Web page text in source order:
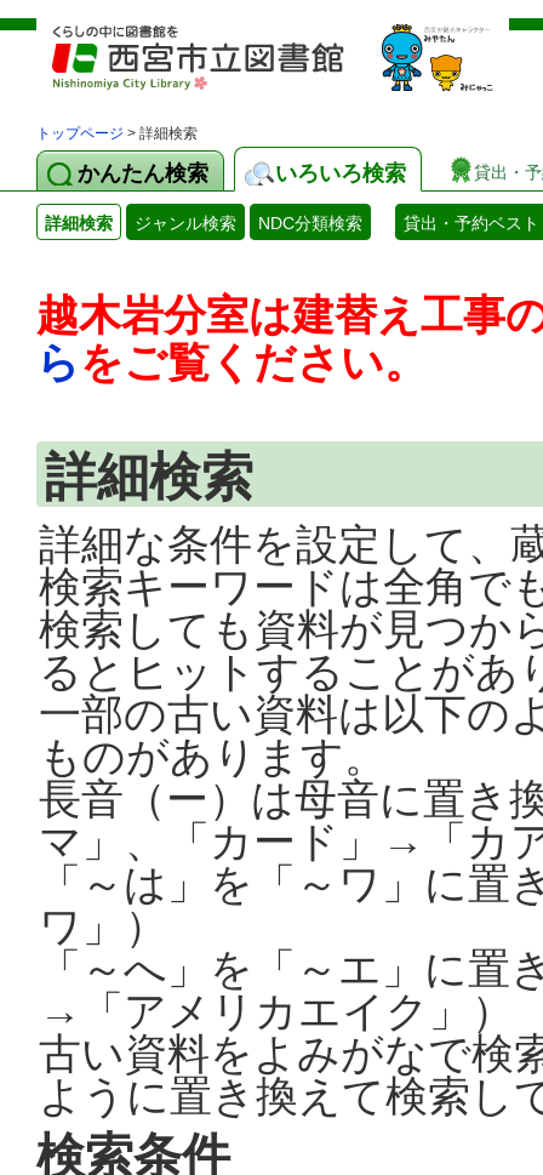
トップページ > 詳細検索
かんたん検索 いろいろ検索 貸出・
詳細検索 ジャンル検索 NDC分類検索 貸出・予約ベスト
越木岩分室は建替え工事
ら をご覧ください。
詳細検索
詳細な条件を設定して、
検索キーワードは全角で
検索しても資料が見つか
るとヒットすることがあ
一部の古い資料は以下の
ものがあります。
長音（ー）は母音に置き
マ」、「カード」→「カ
「～は」を「～ワ」に
ワ」）
「～へ」を「～エ」に
→「アメリカエイク」）
古い資料をよみがなで検
ように置き換えて検索し
検索条件